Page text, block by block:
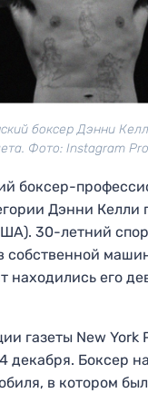
боксер Дэнни
Фото: Instagram
боксер-
Дэнни Келли
30-летний
собственной
находились его
газеты New York
декабря. Боксер
в котором